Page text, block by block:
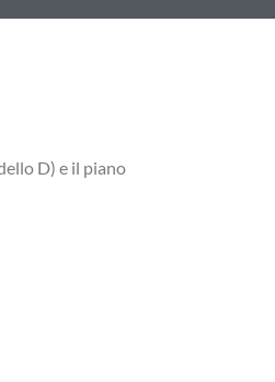
D) e il piano